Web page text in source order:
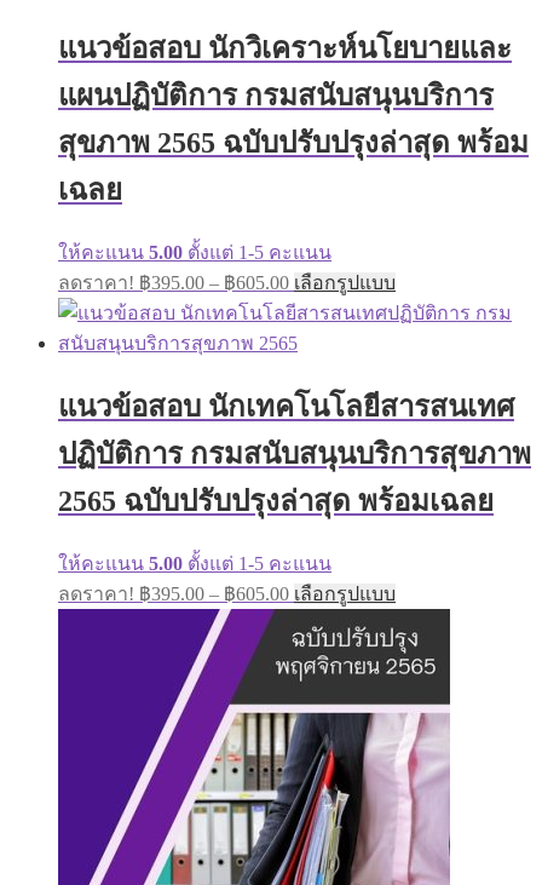
options
be
chosen
on
the
แนวข้อสอบ นักวิเคราะห์นโยบายและ
แผนปฏิบัติการ กรมสนับสนุนบริการ
สุขภาพ 2565 ฉบับปรับปรุงล่าสุด พร้อม
เฉลย
ให้คะแนน 5.00 ตั้งแต่ 1-5 คะแนน
ลดราคา! ฿395.00 – ฿605.00Price
range:
฿395.00
through
เลือกรูปแบบ
product
has
options
be
chosen
on
the
แนวข้อสอบ นักเทคโนโลยีสารสนเทศ
ปฏิบัติการ กรมสนับสนุนบริการสุขภาพ
2565 ฉบับปรับปรุงล่าสุด พร้อมเฉลย
ให้คะแนน 5.00 ตั้งแต่ 1-5 คะแนน
ลดราคา! ฿395.00 – ฿605.00Price
range:
฿395.00
through
฿605.00
เลือกรูปแบบ
product
has
multiple
variants.
options
may
be
chosen
on
the
product
page